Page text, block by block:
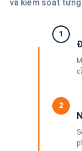
và kiểm soát
1
2